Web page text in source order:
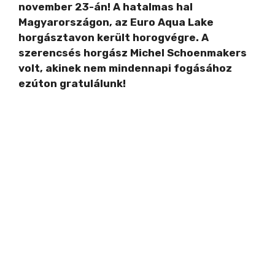
november 23-án! A hatalmas hal
Magyarországon, az Euro Aqua Lake
horgásztavon került horogvégre. A
szerencsés horgász Michel Schoenmakers
volt, akinek nem mindennapi fogásához
ezúton gratulálunk!